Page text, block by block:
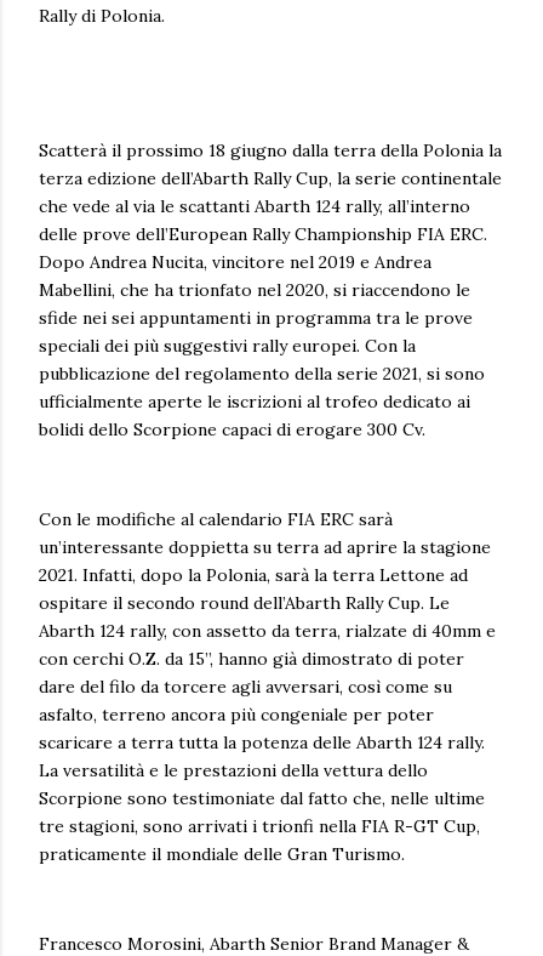
Rally di Polonia.
Scatterà il prossimo 18 giugno dalla terra della Polonia la
terza edizione dell’Abarth Rally Cup, la serie continentale
che vede al via le scattanti Abarth 124 rally, all’interno
delle prove dell’European Rally Championship FIA ERC.
Dopo Andrea Nucita, vincitore nel 2019 e Andrea
Mabellini, che ha trionfato nel 2020, si riaccendono le
sfide nei sei appuntamenti in programma tra le prove
speciali dei più suggestivi rally europei. Con la
pubblicazione del regolamento della serie 2021, si sono
ufficialmente aperte le iscrizioni al trofeo dedicato ai
bolidi dello Scorpione capaci di erogare 300 Cv.
Con le modifiche al calendario FIA ERC sarà
un’interessante doppietta su terra ad aprire la stagione
2021. Infatti, dopo la Polonia, sarà la terra Lettone ad
ospitare il secondo round dell’Abarth Rally Cup. Le
Abarth 124 rally, con assetto da terra, rialzate di 40mm e
con cerchi O.Z. da 15’’, hanno già dimostrato di poter
dare del filo da torcere agli avversari, così come su
asfalto, terreno ancora più congeniale per poter
scaricare a terra tutta la potenza delle Abarth 124 rally.
La versatilità e le prestazioni della vettura dello
Scorpione sono testimoniate dal fatto che, nelle ultime
tre stagioni, sono arrivati i trionfi nella FIA R-GT Cup,
praticamente il mondiale delle Gran Turismo.
Francesco Morosini, Abarth Senior Brand Manager &